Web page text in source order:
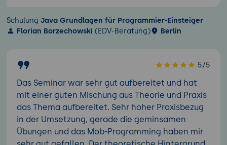
Schulung Java Grundlagen für Programmier-Einsteiger
Florian Borzechowski (EDV-Beratung) Berlin
5/5
Das Seminar war sehr gut aufbereitet und hat
mit einer guten Mischung aus Theorie und Praxis
das Thema aufbereitet. Sehr hoher Praxisbezug
in der Umsetzung, gerade die geminsamen
Übungen und das Mob-Programming haben mir